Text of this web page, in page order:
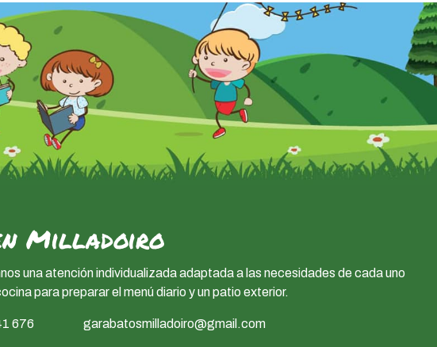
Milladoiro
una atención individualizada adaptada a las necesidades de cada uno
para preparar el menú diario y un patio exterior.
676 garabatosmilladoiro@gmail.com